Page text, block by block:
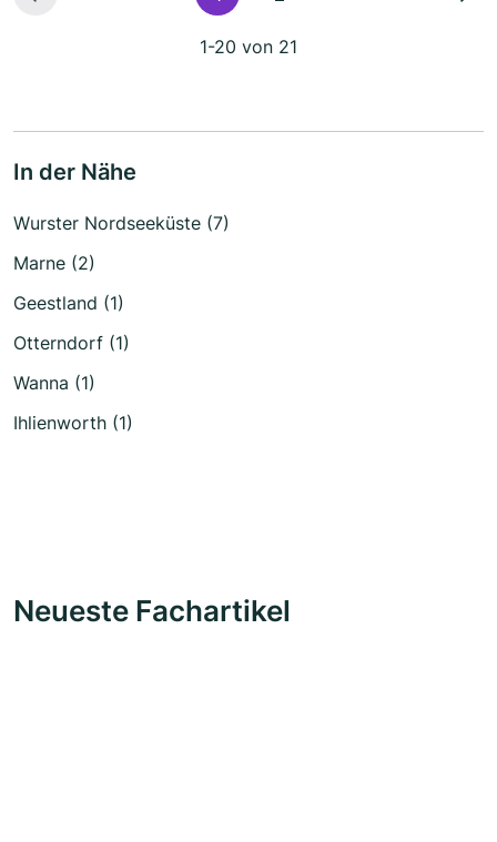
1-20 von 21
In der Nähe
Wurster Nordseeküste (7)
Marne (2)
Geestland (1)
Otterndorf (1)
Wanna (1)
Ihlienworth (1)
Neueste Fachartikel